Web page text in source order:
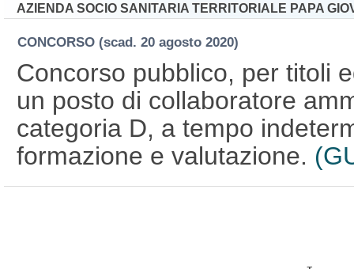
AZIENDA SOCIO SANITARIA TERRITORIALE PAPA
CONCORSO (scad. 20 agosto 2020)
Concorso pubblico, per titoli
un posto di collaboratore
categoria D, a tempo
formazione e valutazione.